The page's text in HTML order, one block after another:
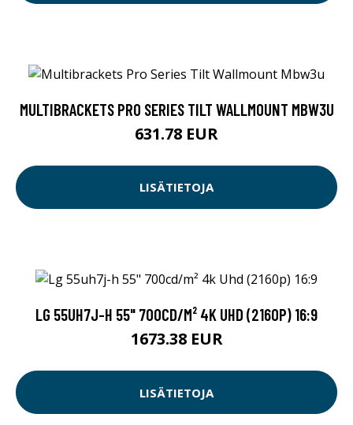
MULTIBRACKETS PRO SERIES TILT WALLMOUNT MBW3U
631.78 EUR
LISÄTIETOJA
LG 55UH7J-H 55" 700CD/M² 4K UHD (2160P) 16:9
1673.38 EUR
LISÄTIETOJA